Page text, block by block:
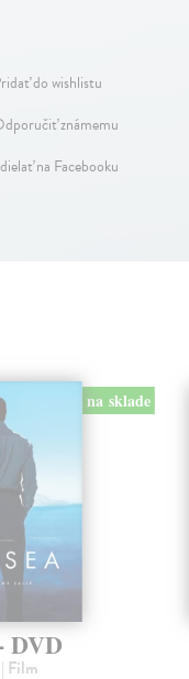
do wishlistu
známemu
na Facebooku
na sklade
DVD
| Film